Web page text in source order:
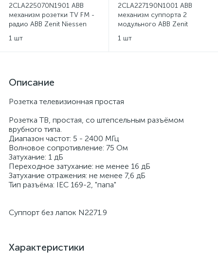
2CLA225070N1901 ABB
механизм розетки TV FM -
радио ABB Zenit Niessen
1 шт
2CLA227190N1001 ABB
механизм суппорта 2
модульного ABB Zenit
1 шт
Описание
Розетка телевизионная простая
Розетка ТВ, простая, со штепсельным разъёмом
врубного типа.
Диапазон частот: 5 - 2400 МГц
Волновое сопротивление: 75 Ом
Затухание: 1 дБ
Переходное затухание: не менее 16 дБ
Затухание отражения: не менее 7,6 дБ
Тип разъёма: IEC 169-2, "папа"
Суппорт без лапок N2271.9
Характеристики